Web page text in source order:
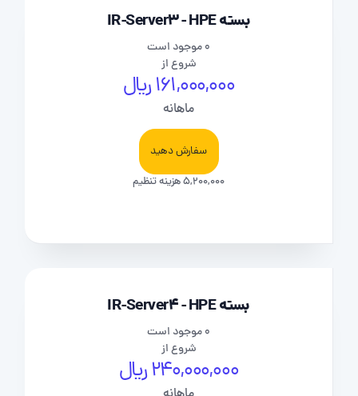
بسته IR-Server3 - HPE
0 موجود است
شروع از
161,000,000 ریال
ماهانه
سفارش دهید
5,200,000 هزینه تنظیم
بسته IR-Server4 - HPE
0 موجود است
شروع از
240,000,000 ریال